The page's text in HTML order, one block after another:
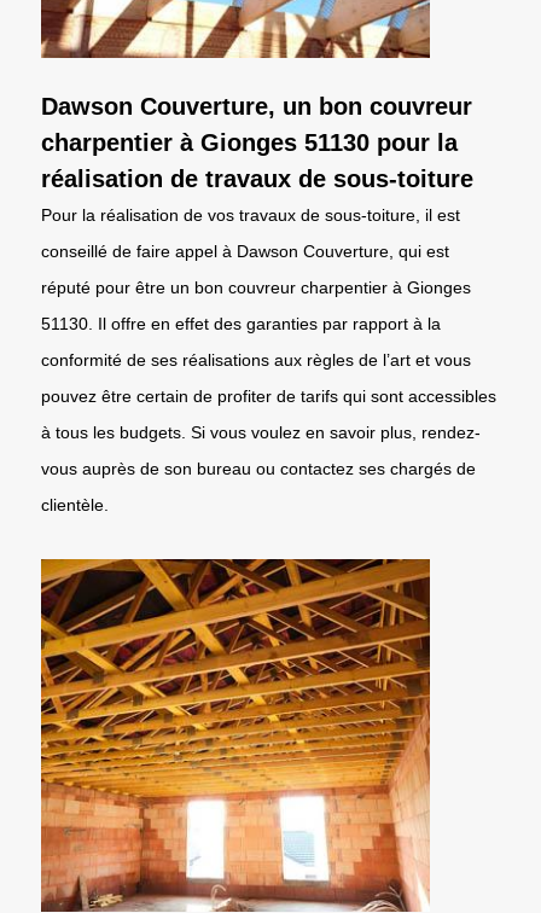
Dawson Couverture, un bon couvreur
charpentier à Gionges 51130 pour la
réalisation de travaux de sous-toiture
Pour la réalisation de vos travaux de sous-toiture, il est
conseillé de faire appel à Dawson Couverture, qui est
réputé pour être un bon couvreur charpentier à Gionges
51130. Il offre en effet des garanties par rapport à la
conformité de ses réalisations aux règles de l’art et vous
pouvez être certain de profiter de tarifs qui sont accessibles
à tous les budgets. Si vous voulez en savoir plus, rendez-
vous auprès de son bureau ou contactez ses chargés de
clientèle.